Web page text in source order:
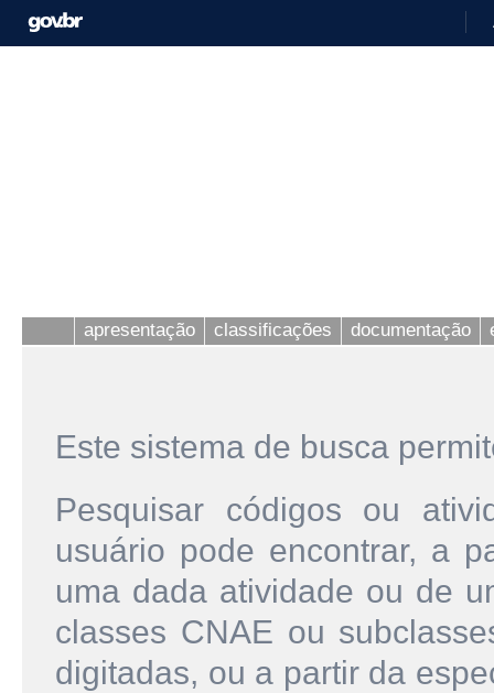
apresentação classificações documentação
Este sistema de busca
Pesquisar códigos ou
usuário pode encontrar, a
uma dada atividade ou de
classes CNAE ou
digitadas, ou a partir da